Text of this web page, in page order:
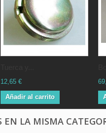
12,65 €
Añadir al carrito
EN LA MISMA